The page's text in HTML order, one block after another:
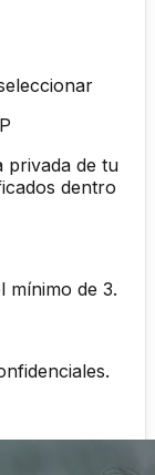
privada de tu
dentro
mínimo de 3.